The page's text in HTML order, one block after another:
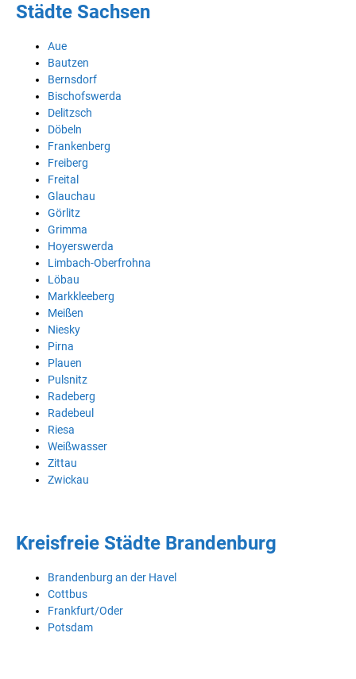
Städte Sachsen
Aue
Bautzen
Bernsdorf
Bischofswerda
Delitzsch
Döbeln
Frankenberg
Freiberg
Freital
Glauchau
Görlitz
Grimma
Hoyerswerda
Limbach-Oberfrohna
Löbau
Markkleeberg
Meißen
Niesky
Pirna
Plauen
Pulsnitz
Radeberg
Radebeul
Riesa
Weißwasser
Zittau
Zwickau
Kreisfreie Städte Brandenburg
Brandenburg an der Havel
Cottbus
Frankfurt/Oder
Potsdam